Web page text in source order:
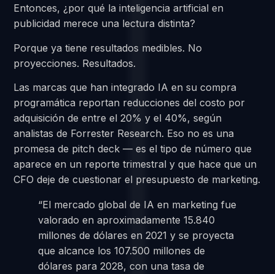
Entonces, ¿por qué la inteligencia artificial en
publicidad merece una lectura distinta?
Porque ya tiene resultados medibles. No
proyecciones. Resultados.
Las marcas que han integrado IA en su compra
programática reportan reducciones del costo por
adquisición de entre el 20% y el 40%, según
analistas de Forrester Research. Eso no es una
promesa de pitch deck — es el tipo de número que
aparece en un reporte trimestral y que hace que un
CFO deje de cuestionar el presupuesto de marketing.
“El mercado global de IA en marketing fue
valorado en aproximadamente 15.840
millones de dólares en 2021 y se proyecta
que alcance los 107.500 millones de
dólares para 2028, con una tasa de